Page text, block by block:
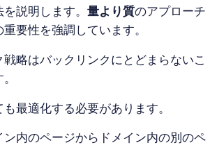
説明します。 量より質のアプローチ
重要性を強調しています。
戦略はバックリンクにとどまらないこ
最適化する必要があります。
ン内のページからドメイン内の別のペ